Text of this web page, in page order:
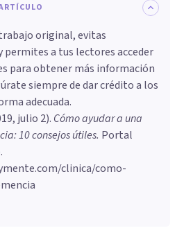
original, evitas
permites a tus lectores acceder
para obtener más información
siempre de dar crédito a los
adecuada.
julio 2). Cómo ayudar a una
10 consejos útiles. Portal
clinica/como-